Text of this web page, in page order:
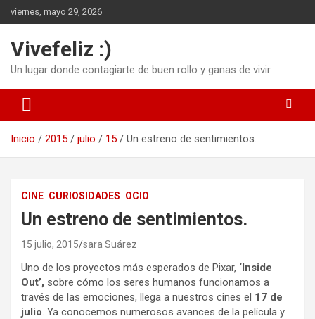
Saltar
al
viernes, mayo 29, 2026
Vivefeliz :)
Un lugar donde contagiarte de buen rollo y ganas de vivir
Inicio 2015 julio 15 Un estreno de sentimientos.
CINE CURIOSIDADES OCIO
Un estreno de sentimientos.
15 julio, 2015 sara Suárez
Uno de los proyectos más esperados de Pixar, ‘Inside
Out’, sobre cómo los seres humanos funcionamos a
través de las emociones, llega a nuestros cines el 17 de
julio. Ya conocemos numerosos avances de la película y